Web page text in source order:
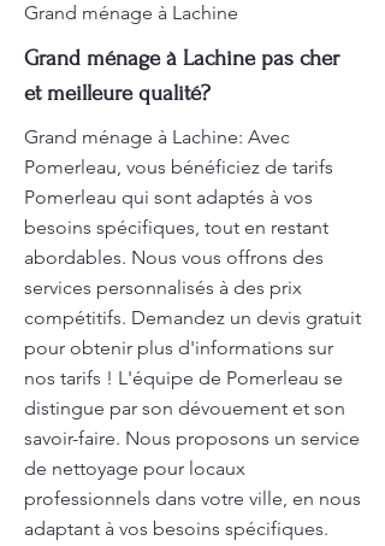
Grand ménage à Lachine
Grand ménage à Lachine pas cher
et meilleure qualité?
Grand ménage à Lachine: Avec
Pomerleau, vous bénéficiez de tarifs
Pomerleau qui sont adaptés à vos
besoins spécifiques, tout en restant
abordables. Nous vous offrons des
services personnalisés à des prix
compétitifs. Demandez un devis gratuit
pour obtenir plus d'informations sur
nos tarifs ! L'équipe de Pomerleau se
distingue par son dévouement et son
savoir-faire. Nous proposons un service
de nettoyage pour locaux
professionnels dans votre ville, en nous
adaptant à vos besoins spécifiques.